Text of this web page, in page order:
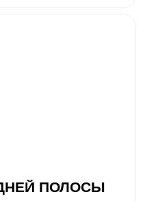
ПОЛОСЫ